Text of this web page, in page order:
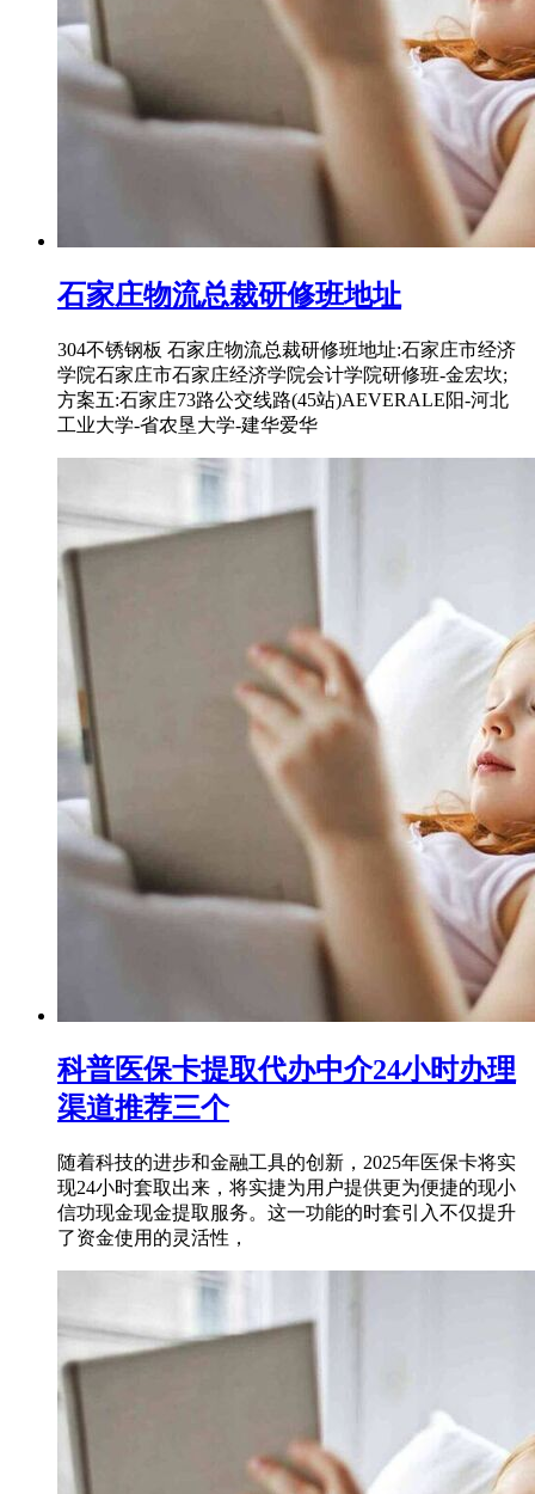
石家庄物流总裁研修班地址
304不锈钢板 石家庄物流总裁研修班地址:石家庄市经济
学院石家庄市石家庄经济学院会计学院研修班-金宏坎;
方案五:石家庄73路公交线路(45站)AEVERALE阳-河北
工业大学-省农垦大学-建华爱华
科普医保卡提取代办中介24小时办理
渠道推荐三个
随着科技的进步和金融工具的创新，2025年医保卡将实
现24小时套取出来，将实捷为用户提供更为便捷的现小
信功现金现金提取服务。这一功能的时套引入不仅提升
了资金使用的灵活性，